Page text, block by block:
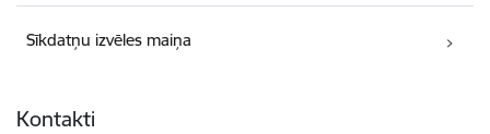
Sīkdatņu izvēles maiņa
Kontakti